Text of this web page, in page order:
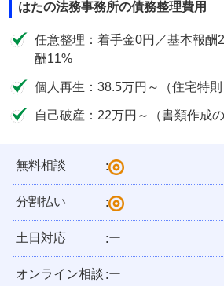
はたの法務事務所の債務整理費用
任意整理：着手金0円／基本報酬
酬11%
個人再生：38.5万円～（住宅特則
自己破産：22万円～（書類作成の
無料相談 :
分割払い :
土日対応 :ー
オンライン相談 :ー